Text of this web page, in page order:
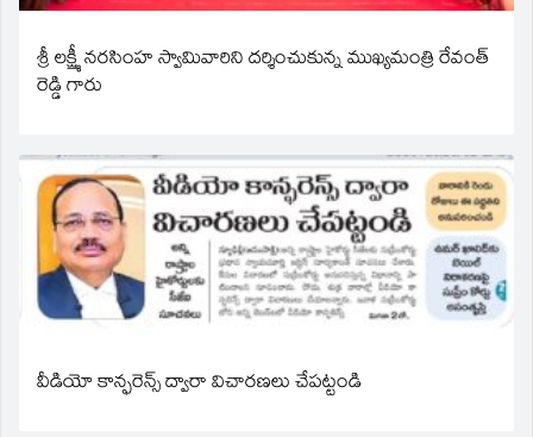
శ్రీ లక్ష్మీ నరసింహ స్వామివారిని దర్శించుకున్న ముఖ్యమంత్రి రేవంత్
రెడ్డి గారు
వీడియో కాన్ఫరెన్స్ ద్వారా విచారణలు చేపట్టండి